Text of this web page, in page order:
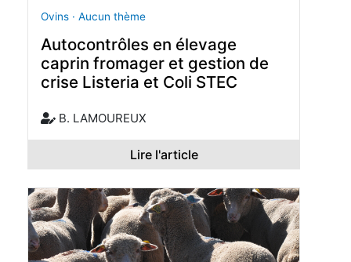
Ovins · Aucun thème
Autocontrôles en élevage
caprin fromager et gestion de
crise Listeria et Coli STEC
B. LAMOUREUX
Lire l'article